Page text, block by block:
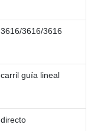
3616/3616/3616
carril guía lineal
directo